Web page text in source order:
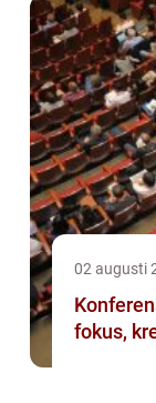
02 augusti
Konferens
fokus,